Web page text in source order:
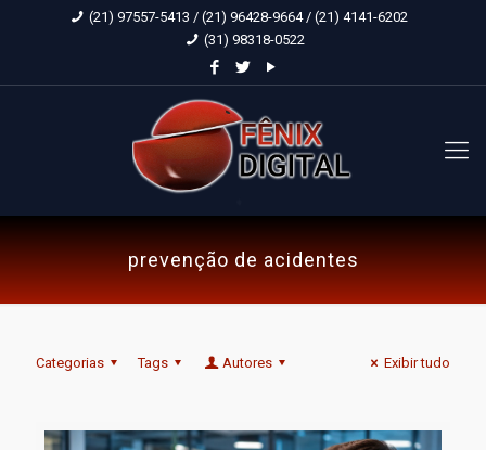
(21) 97557-5413 / (21) 96428-9664 / (21) 4141-6202
(31) 98318-0522
prevenção de acidentes
Categorias Tags Autores Exibir tudo